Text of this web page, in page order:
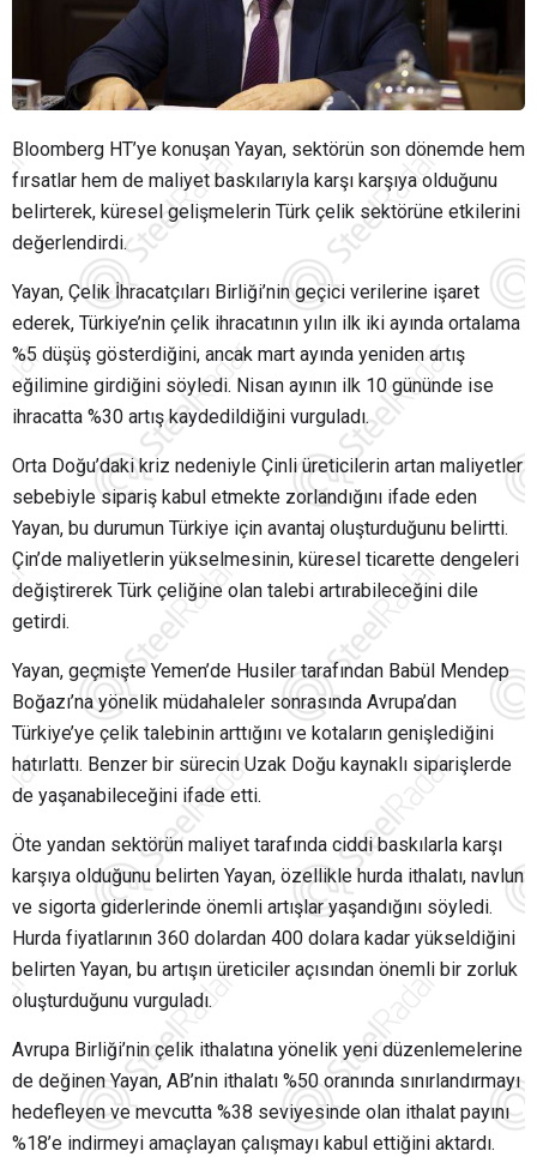
Bloomberg HT’ye konuşan Yayan, sektörün son dönemde hem
fırsatlar hem de maliyet baskılarıyla karşı karşıya olduğunu
belirterek, küresel gelişmelerin Türk çelik sektörüne etkilerini
değerlendirdi.
Yayan, Çelik İhracatçıları Birliği’nin geçici verilerine işaret
ederek, Türkiye’nin çelik ihracatının yılın ilk iki ayında ortalama
%5 düşüş gösterdiğini, ancak mart ayında yeniden artış
eğilimine girdiğini söyledi. Nisan ayının ilk 10 gününde ise
ihracatta %30 artış kaydedildiğini vurguladı.
Orta Doğu’daki kriz nedeniyle Çinli üreticilerin artan maliyetler
sebebiyle sipariş kabul etmekte zorlandığını ifade eden
Yayan, bu durumun Türkiye için avantaj oluşturduğunu belirtti.
Çin’de maliyetlerin yükselmesinin, küresel ticarette dengeleri
değiştirerek Türk çeliğine olan talebi artırabileceğini dile
getirdi.
Yayan, geçmişte Yemen’de Husilertarafından Babül Mendep
Boğazı’na yönelik müdahaleler sonrasında Avrupa’dan
Türkiye’ye çelik talebinin arttığını ve kotaların genişlediğini
hatırlattı. Benzer bir sürecin Uzak Doğu kaynaklı siparişlerde
de yaşanabileceğini ifade etti.
Öte yandan sektörün maliyet tarafında ciddi baskılarla karşı
karşıya olduğunu belirten Yayan, özellikle hurda ithalatı, navlun
ve sigorta giderlerinde önemli artışlar yaşandığını söyledi.
Hurda fiyatlarının 360 dolardan 400 dolara kadar yükseldiğini
belirten Yayan, bu artışın üreticiler açısından önemli bir zorluk
oluşturduğunu vurguladı.
Avrupa Birliği’nin çelik ithalatına yönelik yeni düzenlemelerine
de değinen Yayan, AB’nin ithalatı %50 oranında sınırlandırmayı
hedefleyen ve mevcutta %38 seviyesinde olan ithalat payını
%18’e indirmeyi amaçlayan çalışmayı kabul ettiğini aktardı.